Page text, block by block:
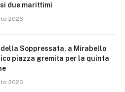
due marittimi
2026
Soppressata, a Mirabello
piazza gremita per la quinta
2026